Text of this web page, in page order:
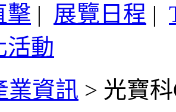
擊 | 展覽日程 |
活動
業資訊 > 光寶